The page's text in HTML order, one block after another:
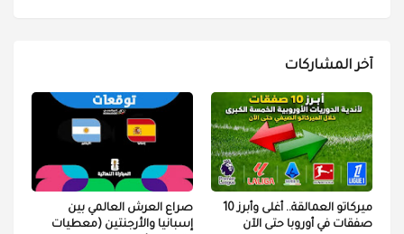
آخر المشاركات
ميركاتو العمالقة.. أغلى وأبرز 10
صفقات في أوروبا حتى الآن
صراع العرش العالمي بين
إسبانيا والأرجنتين (معطيات